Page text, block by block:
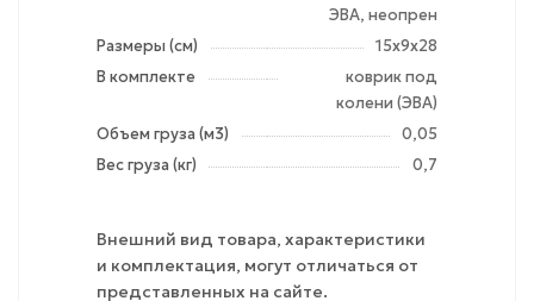
ЭВА, неопрен
Размеры (см)
15х9х28
В комплекте
коврик под
колени (ЭВА)
Объем груза (м3)
0,05
Вес груза (кг)
0,7
Внешний вид товара, характеристики
и комплектация, могут отличаться от
представленных на сайте.